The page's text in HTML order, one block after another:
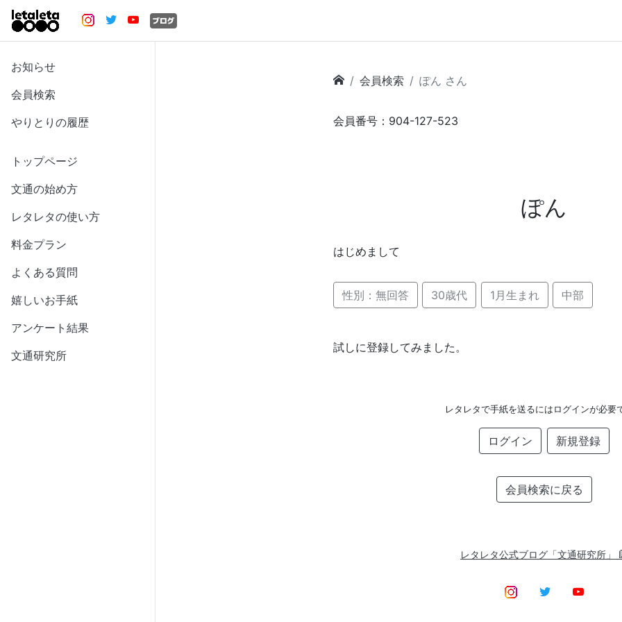
お知らせ
会員検索
やりとりの履歴
トップページ
文通の始め方
レタレタの使い方
料金プラン
よくある質問
嬉しいお手紙
アンケート結果
文通研究所
会員検索 ぽん さん
会員番号：904-127-523
ぽん
はじめまして
性別：無回答 30歳代 1月生まれ 中部
試しに登録してみました。
レタレタで手紙を送るにはログインが必要
ログイン 新規登録
会員検索に戻る
レタレタ公式ブログ「文通研究所」